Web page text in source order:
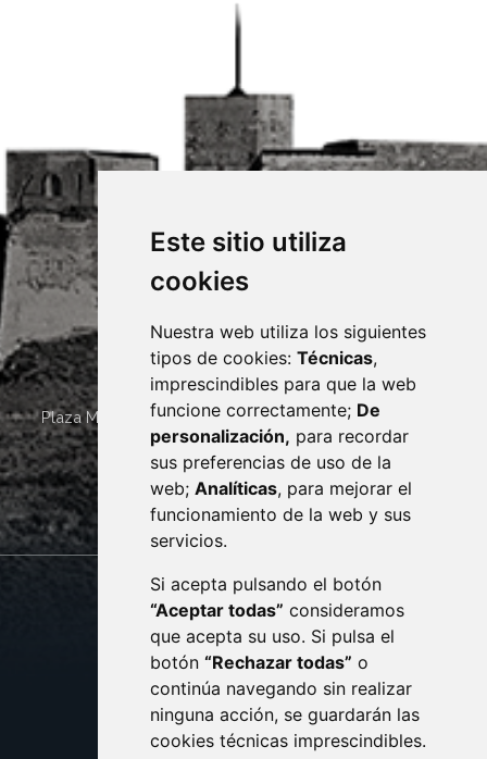
Este sitio utiliza
cookies
Nuestra web utiliza los siguientes
tipos de cookies: Técnicas,
imprescindibles para que la web
funcione correctamente; De
personalización, para recordar
sus preferencias de uso de la
web; Analíticas, para mejorar el
funcionamiento de la web y sus
servicios.
Si acepta pulsando el botón
“Aceptar todas” consideramos
que acepta su uso. Si pulsa el
botón “Rechazar todas” o
continúa navegando sin realizar
ninguna acción, se guardarán las
cookies técnicas imprescindibles.
Plaza Mayor 4 22400 MONZÓN - ARAGÓN (ESPAÑA)
· (34) 974 400 700 ·
sac@monzon.es
monzon.es
CONTACTO
AVISO LEGAL
PROTECCIÓN DE DATOS
POLÍTICA DE COOKIES
ACCESIBILIDAD
ENLACE EXTERNO AL